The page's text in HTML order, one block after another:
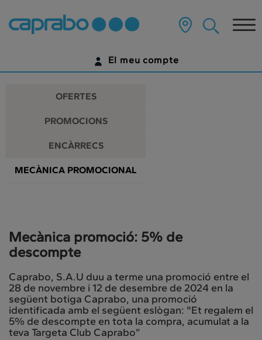
Promocions
descomptes
als
nostres
supermercats
contingut
pàgina
El meu compte
ENCARA NO TENS UN COMPTE DIGITAL?
OFERTES
PROMOCIONS
ENCÀRRECS
MECÀNICA PROMOCIONAL
Mecànica promoció: 5% de
descompte
Caprabo, S.A.U duu a terme una promoció entre el
28 de novembre i 12 de desembre de 2024 en la
següent botiga Caprabo, una promoció
identificada amb el següent eslògan: "Et regalem el
5% de descompte en tota la compra, acumulat a la
teva Targeta Club Caprabo”